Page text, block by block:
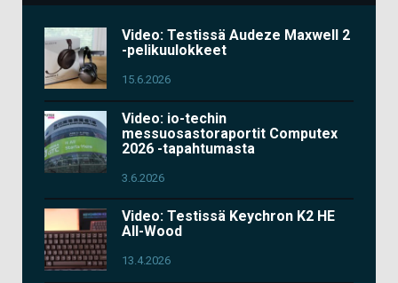
Video: Testissä Audeze Maxwell 2
-pelikuulokkeet
15.6.2026
Video: io-techin
messuosastoraportit Computex
2026 -tapahtumasta
3.6.2026
Video: Testissä Keychron K2 HE
All-Wood
13.4.2026